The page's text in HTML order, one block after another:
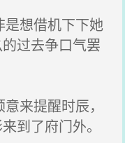
想借机下下她
过去争口气罢
来提醒时辰，
到了府门外。